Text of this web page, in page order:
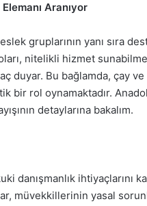
Aranıyor
gruplarının yanı sıra
nitelikli hizmet
duyar. Bu bağlamda, çay
bir rol oynamaktadır.
detaylarına bakalım.
danışmanlık ihtiyaçlarını
müvekkillerinin yasal